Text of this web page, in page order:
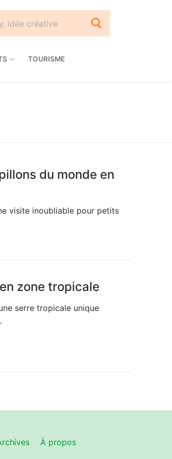
TOURISME
du monde en
visite inoubliable pour petits
zone tropicale
serre tropicale unique
À propos